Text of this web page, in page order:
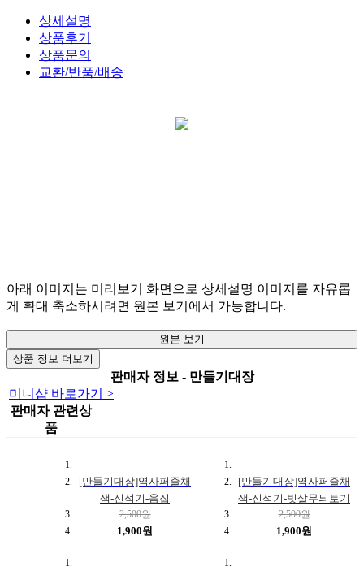
상세설명
상품후기
상품문의
교환/반품/배송
아래 이미지는 미리보기 화면으로 상세설명 이미지를 자유롭
게 확대 축소하시려면 원본 보기에서 가능합니다.
원본 보기
상품 정보 더보기
판매자 정보 - 만들기대장
미니샵 바로가기 >
판매자 관련상
품
[만들기대장]역사퍼즐채
색-신석기-움집
2,500원
1,900원
[만들기대장]역사퍼즐채
색-신석기-빗살무늬토기
2,500원
1,900원